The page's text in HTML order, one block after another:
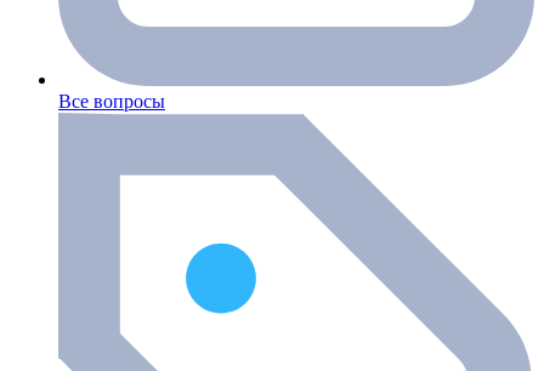
Все вопросы